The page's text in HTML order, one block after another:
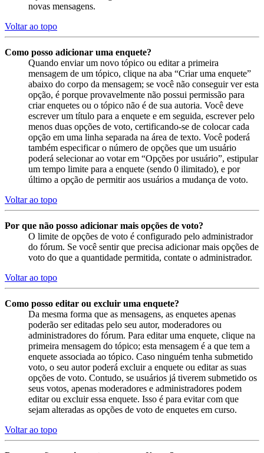
novas mensagens.
Voltar ao topo
Como posso adicionar uma enquete?
Quando enviar um novo tópico ou editar a primeira
mensagem de um tópico, clique na aba “Criar uma enquete”
abaixo do corpo da mensagem; se você não conseguir ver esta
opção, é porque provavelmente não possui permissão para
criar enquetes ou o tópico não é de sua autoria. Você deve
escrever um título para a enquete e em seguida, escrever pelo
menos duas opções de voto, certificando-se de colocar cada
opção em uma linha separada na área de texto. Você poderá
também especificar o número de opções que um usuário
poderá selecionar ao votar em “Opções por usuário”, estipular
um tempo limite para a enquete (sendo 0 ilimitado), e por
último a opção de permitir aos usuários a mudança de voto.
Voltar ao topo
Por que não posso adicionar mais opções de voto?
O limite de opções de voto é configurado pelo administrador
do fórum. Se você sentir que precisa adicionar mais opções de
voto do que a quantidade permitida, contate o administrador.
Voltar ao topo
Como posso editar ou excluir uma enquete?
Da mesma forma que as mensagens, as enquetes apenas
poderão ser editadas pelo seu autor, moderadores ou
administradores do fórum. Para editar uma enquete, clique na
primeira mensagem do tópico; esta mensagem é a que tem a
enquete associada ao tópico. Caso ninguém tenha submetido
voto, o seu autor poderá excluir a enquete ou editar as suas
opções de voto. Contudo, se usuários já tiverem submetido os
seus votos, apenas moderadores e administradores podem
editar ou excluir essa enquete. Isso é para evitar com que
sejam alteradas as opções de voto de enquetes em curso.
Voltar ao topo